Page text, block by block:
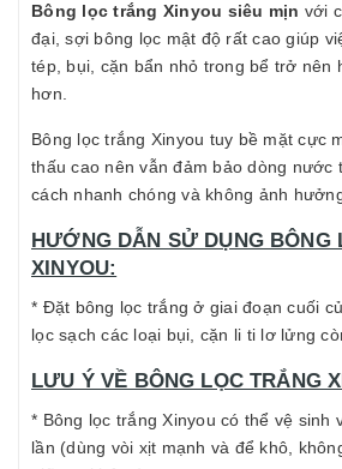
Bông lọc trắng Xinyou siêu mịn với
đại, sợi bông lọc mật độ rất cao giúp
tép, bụi, cặn bẩn nhỏ trong bể trở nên
hơn.
Bông lọc trắng Xinyou tuy bề mặt cực
thấu cao nên vẫn đảm bảo dòng nước
cách nhanh chóng và không ảnh
HƯỚNG DẪN SỬ DỤNG BÔNG
XINYOU:
* Đặt bông lọc trắng ở giai đoạn cuối
lọc sạch các loại bụi, cặn li ti lơ lửng
LƯU Ý VỀ BÔNG LỌC TRẮNG
* Bông lọc trắng Xinyou có thể vệ sinh
lần (dùng vòi xịt mạnh và để khô,